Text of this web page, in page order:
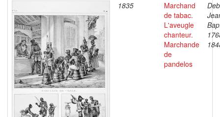
1835
Marchand
de tabac.
L'aveugle
chanteur.
Marchande
de
pandelos